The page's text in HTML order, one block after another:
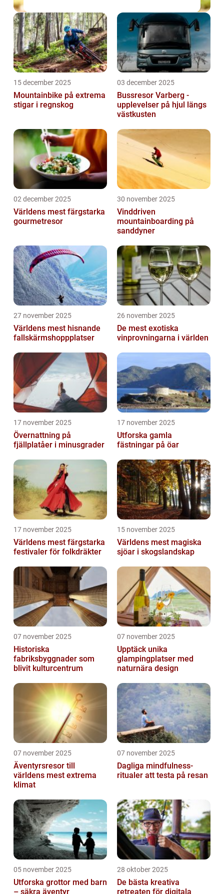
15 december 2025
Mountainbike på extrema
stigar i regnskog
03 december 2025
Bussresor Varberg -
upplevelser på hjul längs
västkusten
02 december 2025
Världens mest färgstarka
gourmetresor
30 november 2025
Vinddriven
mountainboarding på
sanddyner
27 november 2025
Världens mest hisnande
fallskärmshoppplatser
26 november 2025
De mest exotiska
vinprovningarna i världen
17 november 2025
Övernattning på
fjällplatåer i minusgrader
17 november 2025
Utforska gamla
fästningar på öar
17 november 2025
Världens mest färgstarka
festivaler för folkdräkter
15 november 2025
Världens mest magiska
sjöar i skogslandskap
07 november 2025
Historiska
fabriksbyggnader som
blivit kulturcentrum
07 november 2025
Upptäck unika
glampingplatser med
naturnära design
07 november 2025
Äventyrsresor till
världens mest extrema
klimat
07 november 2025
Dagliga mindfulness-
ritualer att testa på resan
05 november 2025
Utforska grottor med barn
– säkra äventyr
28 oktober 2025
De bästa kreativa
retreaten för digitala